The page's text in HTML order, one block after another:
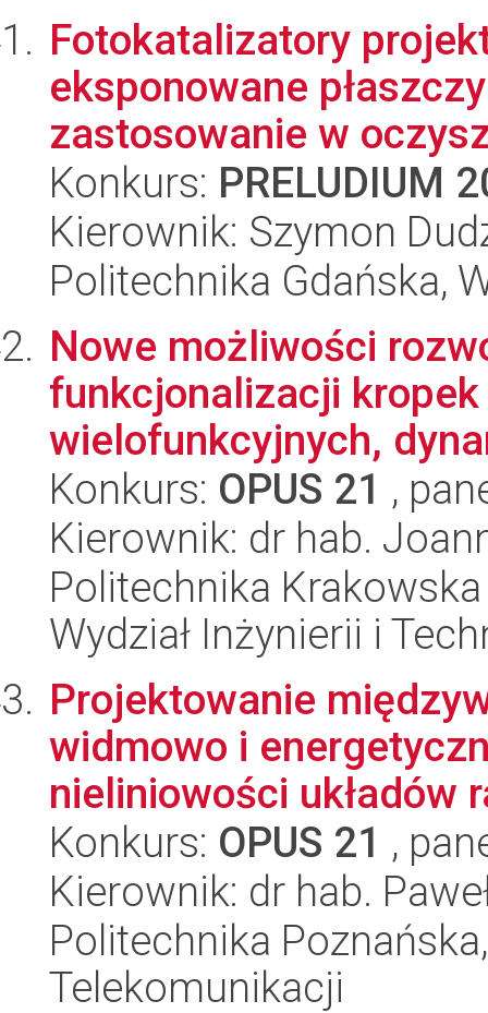
Fotokatalizatory
eksponowane
zastosowanie w
Konkurs: PRELUDIUM
Kierownik: Szymon
Politechnika Gdańska,
Nowe możliwości
funkcjonalizacji
wielofunkcyjnych,
Konkurs: OPUS 21 ,
Kierownik: dr hab.
Politechnika
Wydział Inżynierii i
Projektowanie
widmowo i
nieliniowości układów
Konkurs: OPUS 21 ,
Kierownik: dr hab.
Politechnika
Telekomunikacji